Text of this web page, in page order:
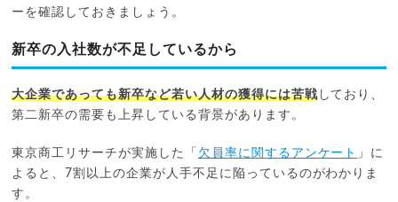
ーを確認しておきましょう。
新卒の入社数が不足しているから
大企業であっても新卒など若い人材の獲得には苦戦しており、
第二新卒の需要も上昇している背景があります。
東京商工リサーチが実施した「 欠員率に関するアンケート
」に
よると、7割以上の企業が人手不足に陥っているのがわかりま
す。